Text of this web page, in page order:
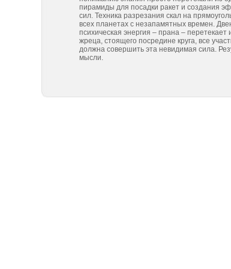
пирамиды для посадки ракет и создания
сил. Техника разрезания скал на
всех планетах с незапамятных времен.
психическая энергия – прана – перетекает
жреца, стоящего посредине круга, все
должна совершить эта невидимая сила.
мысли.